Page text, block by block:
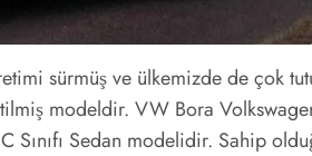
sürmüş ve ülkemizde de çok
modeldir. VW Bora
Sedan modelidir. Sahip